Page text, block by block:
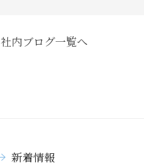
社内ブログ一覧へ
新着情報